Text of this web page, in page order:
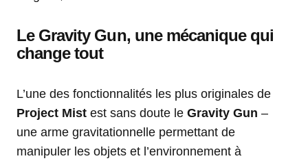
Le Gravity Gun, une mécanique qui
change tout
L’une des fonctionnalités les plus originales de
Project Mist est sans doute le Gravity Gun –
une arme gravitationnelle permettant de
manipuler les objets et l’environnement à